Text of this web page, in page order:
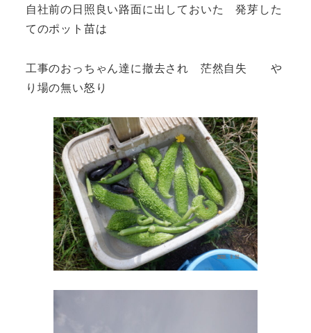
自社前の日照良い路面に出しておいた 発芽した
てのポット苗は
工事のおっちゃん達に撤去され 茫然自失 や
り場の無い怒り